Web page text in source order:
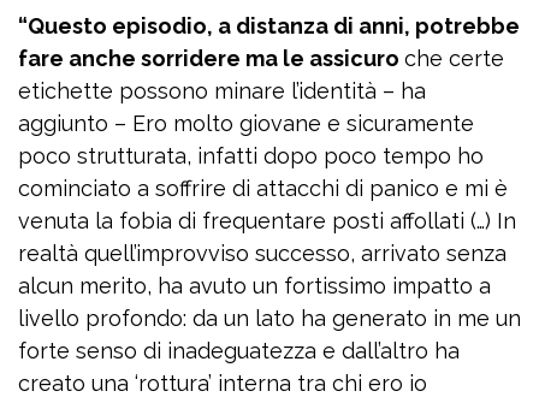
“Questo episodio, a distanza di anni, potrebbe
fare anche sorridere ma le assicuro che certe
etichette possono minare l’identità – ha
aggiunto – Ero molto giovane e sicuramente
poco strutturata, infatti dopo poco tempo ho
cominciato a soffrire di attacchi di panico e mi è
venuta la fobia di frequentare posti affollati (…) In
realtà quell’improvviso successo, arrivato senza
alcun merito, ha avuto un fortissimo impatto a
livello profondo: da un lato ha generato in me un
forte senso di inadeguatezza e dall’altro ha
creato una ‘rottura’ interna tra chi ero io